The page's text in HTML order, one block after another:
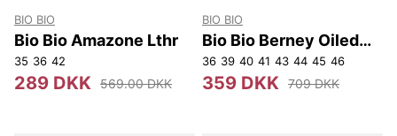
BIO BIO
Bio Bio Amazone Lthr
35 36 42
289 DKK 569.00 DKK
BIO BIO
Bio Bio Berney Oiled
Lthr
36 39 40 41 43 44 45 46
359 DKK 709 DKK